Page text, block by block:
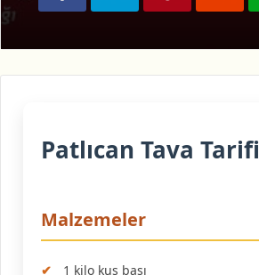
Patlıcan Tava Tarifi
Malzemeler
1 kilo kuş başı